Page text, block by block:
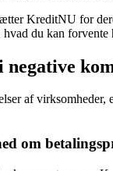
KreditNU for
du kan
negative
af
om